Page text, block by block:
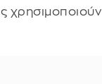
χρησιμοποιούν